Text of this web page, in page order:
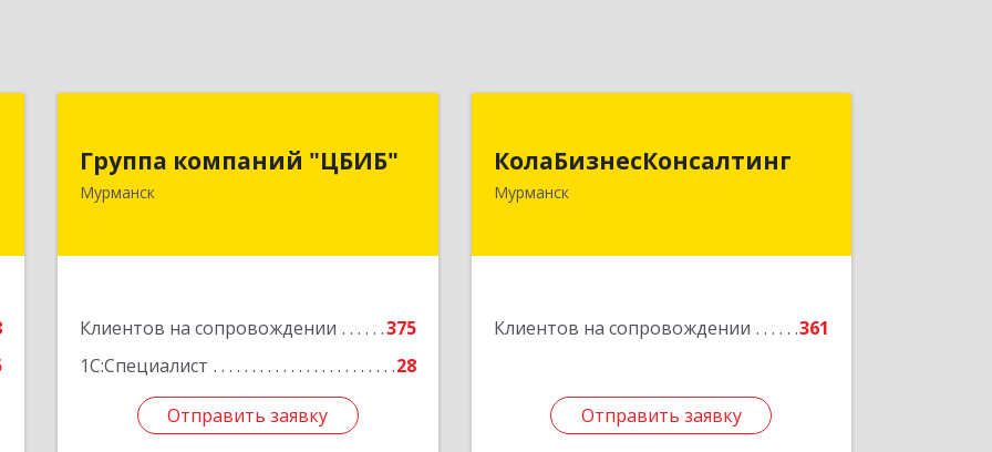
Группа компаний "ЦБИБ"
Мурманск
Клиентов на сопровождении
375
1С:Специалист
28
Отправить заявку
183010, Мурманская обл, Мурманск г,
Подробнее
Отправить заявку
КолаБизнесКонсалтинг
Мурманск
Клиентов на сопровождении 361
Отправить заявку
Подробнее
Отправить заявку